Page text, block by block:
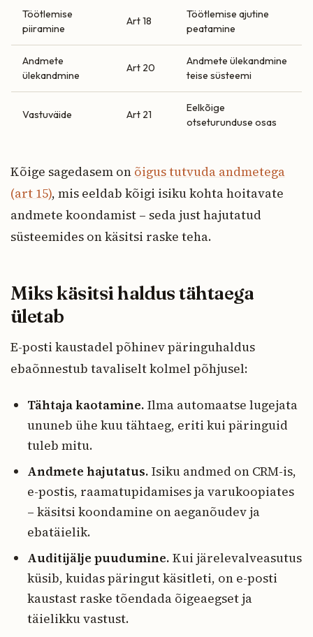
Töötlemise
piiramine
Art 18
Töötlemise ajutine
peatamine
Andmete
ülekandmine
Art 20
Andmete ülekandmine
teise süsteemi
Vastuväide Art 21
Eelkõige
otseturunduse osas
Kõige sagedasem on õigus tutvuda andmetega
(art 15), mis eeldab kõigi isiku kohta hoitavate
andmete koondamist – seda just hajutatud
süsteemides on käsitsi raske teha.
Miks käsitsi haldus tähtaega
ületab
E-posti kaustadel põhinev päringuhaldus
ebaõnnestub tavaliselt kolmel põhjusel:
Tähtaja kaotamine. Ilma automaatse lugejata
ununeb ühe kuu tähtaeg, eriti kui päringuid
tuleb mitu.
Andmete hajutatus. Isiku andmed on CRM-is,
e-postis, raamatupidamises ja varukoopiates
– käsitsi koondamine on aeganõudev ja
ebatäielik.
Auditijälje puudumine. Kui järelevalveasutus
küsib, kuidas päringut käsitleti, on e-posti
kaustast raske tõendada õigeaegset ja
täielikku vastust.